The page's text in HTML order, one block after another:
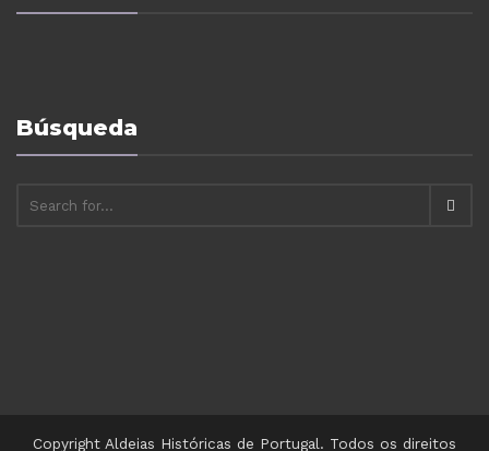
Búsqueda
Copyright Aldeias Históricas de Portugal. Todos os direitos